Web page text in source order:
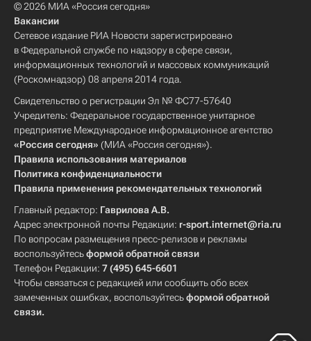
© 2026 МИА «Россия сегодня»
Вакансии
Сетевое издание РИА Новости зарегистрировано
в Федеральной службе по надзору в сфере связи,
информационных технологий и массовых коммуникаций
(Роскомнадзор) 08 апреля 2014 года.
Свидетельство о регистрации Эл № ФС77-57640
Учредитель: Федеральное государственное унитарное
предприятие Международное информационное агентство
«Россия сегодня» (МИА «Россия сегодня»).
Правила использования материалов
Политика конфиденциальности
Правила применения рекомендательных технологий
Главный редактор: Гаврилова А.В.
Адрес электронной почты Редакции: r-sport.internet@ria.ru
По вопросам размещения пресс-релизов и рекламы
воспользуйтесьформой обратной связи
Телефон Редакции: 7 (495) 645-6601
Чтобы связаться с редакцией или сообщить обо всех
замеченных ошибках, воспользуйтесьформой обратной
связи.